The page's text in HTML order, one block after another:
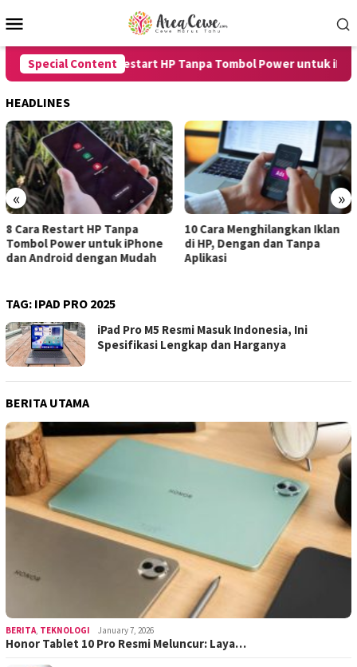
to
Menu
Special Content
8 Cara Restart HP Tanpa Tombol Power untuk iPhone
HEADLINES
« »
Tanpa
untuk iPhone
Mudah
10 Cara Menghilangkan Iklan
di HP, Dengan dan Tanpa
Aplikasi
7 Cara
untuk
TAG: IPAD PRO 2025
iPad Pro M5 Resmi Masuk Indonesia, Ini
Spesifikasi Lengkap dan Harganya
BERITA UTAMA
BERITA TEKNOLOGI January 7, 2026
Honor Tablet 10 Pro Resmi Meluncur: Laya…